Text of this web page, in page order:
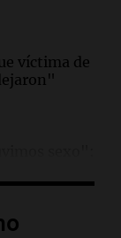
víctima de